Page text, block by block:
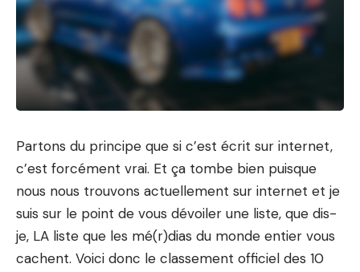
Partons du principe que si c’est écrit sur internet,
c’est forcément vrai. Et ça tombe bien puisque
nous nous trouvons actuellement sur internet et je
suis sur le point de vous dévoiler une liste, que dis-
je, LA liste que les mé(r)dias du monde entier vous
cachent. Voici donc le classement officiel des 10